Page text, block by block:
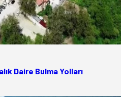
Daire Bulma Yolları